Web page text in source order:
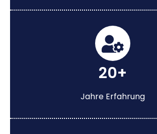
20+
Jahre Erfahrung